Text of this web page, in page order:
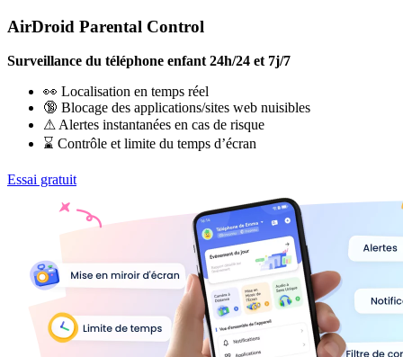
AirDroid Parental Control
Surveillance du téléphone enfant 24h/24 et 7j/7
👀 Localisation en temps réel
🔞 Blocage des applications/sites web nuisibles
⚠ Alertes instantanées en cas de risque
⌛ Contrôle et limite du temps d’écran
Essai gratuit